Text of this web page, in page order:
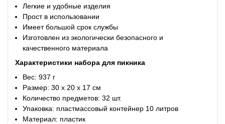
Легкие и удобные изделия
Прост в использовании
Имеет большой срок службы
Изготовлен из экологически безопасного и
качественного материала
Характеристики набора для пикника
Вес: 937 г
Размер: 30 х 20 х 17 см
Количество предметов: 32 шт.
Упаковка: пластмассовый контейнер 10 литров
Материал: пластик